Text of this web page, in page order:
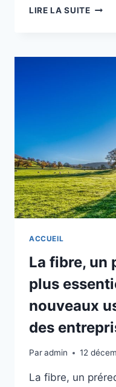
LIRE LA SUITELE
ACCUEIL
La fibre, un
plus
nouveaux
des
Paradmin 12
La fibre, un